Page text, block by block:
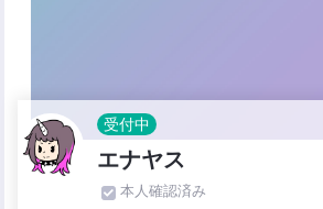
受付中
エナヤス
本人確認済み